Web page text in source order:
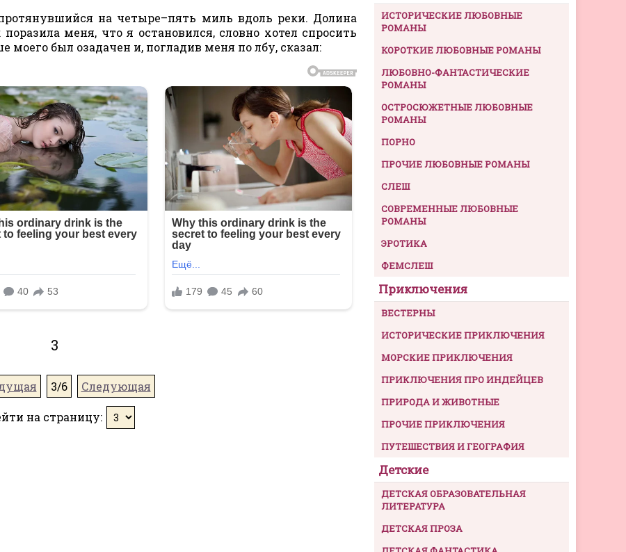
на четыре–пять миль вдоль реки. Долина
меня, что я остановился, словно хотел спросить
моего был озадачен и, погладив меня по лбу, сказал:
3
3/6 Следующая
на страницу:
ИСТОРИЧЕСКИЕ ЛЮБОВНЫЕ
РОМАНЫ
КОРОТКИЕ ЛЮБОВНЫЕ РОМАНЫ
ЛЮБОВНО-ФАНТАСТИЧЕСКИЕ
РОМАНЫ
ОСТРОСЮЖЕТНЫЕ ЛЮБОВНЫЕ
РОМАНЫ
ПОРНО
ПРОЧИЕ ЛЮБОВНЫЕ РОМАНЫ
СЛЕШ
СОВРЕМЕННЫЕ ЛЮБОВНЫЕ
РОМАНЫ
ЭРОТИКА
ФЕМСЛЕШ
Приключения
ВЕСТЕРНЫ
ИСТОРИЧЕСКИЕ ПРИКЛЮЧЕНИЯ
МОРСКИЕ ПРИКЛЮЧЕНИЯ
ПРИКЛЮЧЕНИЯ ПРО ИНДЕЙЦЕВ
ПРИРОДА И ЖИВОТНЫЕ
ПРОЧИЕ ПРИКЛЮЧЕНИЯ
ПУТЕШЕСТВИЯ И ГЕОГРАФИЯ
Детские
ДЕТСКАЯ ОБРАЗОВАТЕЛЬНАЯ
ЛИТЕРАТУРА
ДЕТСКАЯ ПРОЗА